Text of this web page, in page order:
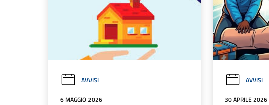
AVVISI
6 MAGGIO 2026
AVVISI
30 APRILE 2026